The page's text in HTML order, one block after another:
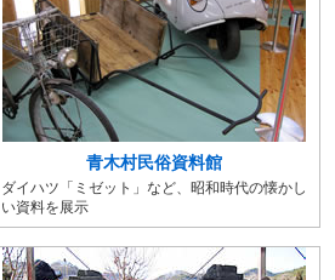
青木村民俗資料館
ダイハツ「ミゼット」など、昭和時代の懐かし
い資料を展示